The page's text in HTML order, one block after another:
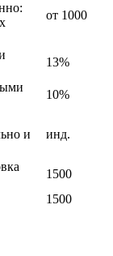
от 1000
13%
10%
и
инд.
1500
1500